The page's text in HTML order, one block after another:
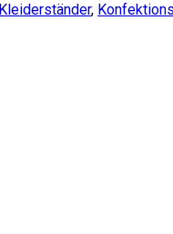
Kleiderständer,